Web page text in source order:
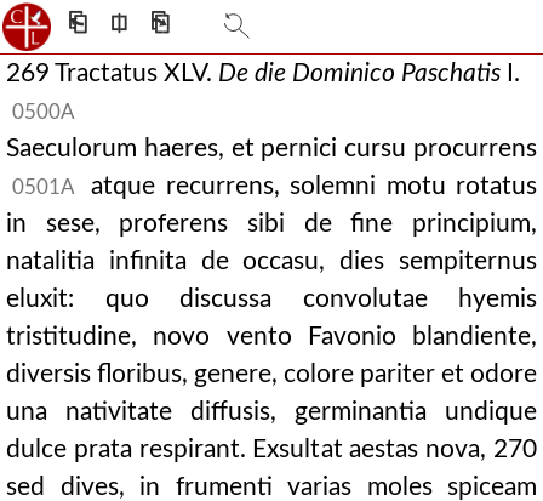
⎗ ⎅ ⎘
269 Tractatus XLV. De die Dominico Paschatis I.
0500A
Saeculorum haeres, et pernici cursu procurrens
0501A
atque recurrens, solemni motu rotatus
in sese, proferens sibi de fine principium,
natalitia infinita de occasu, dies sempiternus
eluxit: quo discussa convolutae hyemis
tristitudine, novo vento Favonio blandiente,
diversis floribus, genere, colore pariter et odore
una nativitate diffusis, germinantia undique
dulce prata respirant. Exsultat aestas nova, 270
sed dives, in frumenti varias moles spiceam